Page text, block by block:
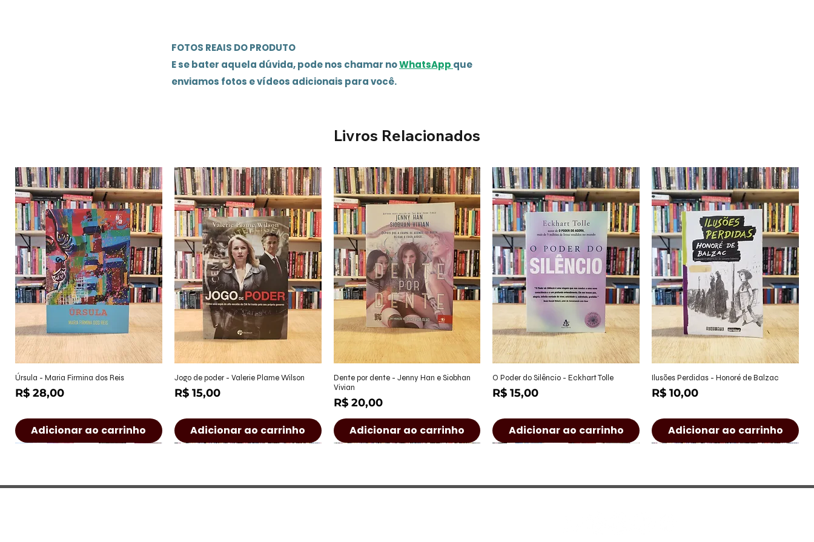
FOTOS REAIS DO PRODUTO
E se bater aquela dúvida, pode nos chamar noWhatsApp que
enviamos fotos e vídeos adicionais para você.
Livros Relacionados
Visualização rápida
Úrsula - Maria Firmina dos Reis
Preço
R$ 28,00
Adicionar ao carrinho
Visualização rápida
Jogo de poder - Valerie Plame Wilson
Preço
R$ 15,00
Adicionar ao carrinho
Visualização rápida
Dente por dente - Jenny Han e Siobhan
Vivian
Preço
R$ 20,00
Adicionar ao carrinho
Visualização rápida
O Poder do Silêncio - Eckhart Tolle
Preço
R$ 15,00
Adicionar ao carrinho
Visualização rápida
Ilusões Perdidas - Honoré de Balzac
Preço
R$ 10,00
Adicionar ao carrinho